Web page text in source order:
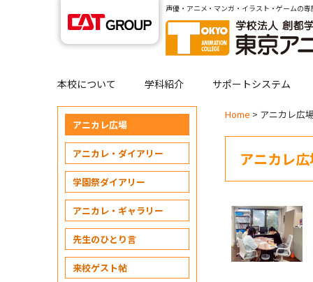
声優・アニメ・マンガ・イラスト・ゲームの専
本校について 学科紹介 サポートシステム
Home > アニカレ広
アニカレ
アニカレ広場
アニカレ・ダイアリー
学園祭ダイアリー
アニカレ・ギャラリー
先生のひとり言
来校ゲスト帖